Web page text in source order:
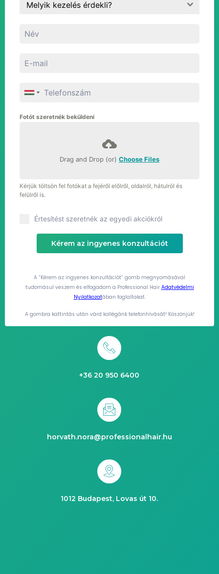
Melyik kezelés érdekli?
Fotót szeretnék beküldeni
Drag and Drop (or) Choose Files
Kérjük töltsön fel fotókat a fejéről előlről, oldalról, hátulról és
felülről is.
Értesítést szeretnék az egyedi akciókról
Kérem az ingyenes konzultációt
A “Kérem az ingyenes konzultációt” gomb megnyomásával
tudomásul veszem és elfogadom a Professional Hair Adatvédelmi
Nyilatkozatában foglaltakat.
A gombra kattintás után várd kollégánk telefonhívását! Köszönjük!
+36 20 950 6400
horvath.nora@professionalhair.hu
1012 Budapest, Lovas út 10.